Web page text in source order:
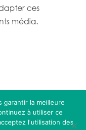
ces
média.
droits réservés
garantir la meilleure
à utiliser ce
l'utilisation des